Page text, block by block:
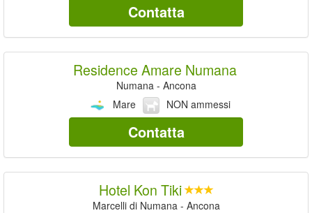
Contatta
Residence Amare Numana
Numana - Ancona
Mare
NON ammessi
Contatta
Hotel Kon Tiki
Marcelli di Numana - Ancona